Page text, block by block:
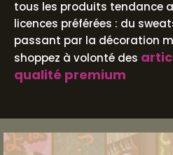
tous les produits tendance
licences préférées : du
passant par la décoration
shoppez à volonté des
qualité premium